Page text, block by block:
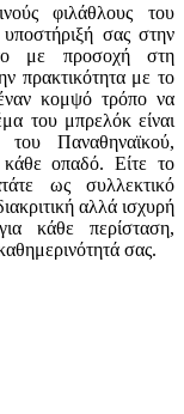
φιλάθλους του
σας στην
με προσοχή στη
πρακτικότητα με το
κομψό τρόπο να
του μπρελόκ είναι
Παναθηναϊκού,
κάθε οπαδό. Είτε το
ως συλλεκτικό
αλλά ισχυρή
κάθε περίσταση,
σας.